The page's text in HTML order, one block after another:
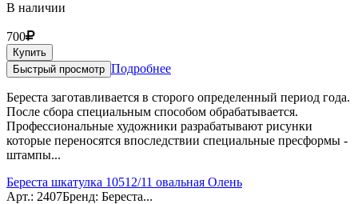
В наличии
700
Купить
Быстрый просмотр Подробнее
Береста заготавливается в сторого определенный период года.
После сбора специальным способом обрабатывается.
Профессиональные художники разрабатывают рисунки
которые переносятся впоследствии специальные пресформы -
штампы...
Береста шкатулка 10512/11 овальная Олень
Арт.: 2407Бренд: Береста...